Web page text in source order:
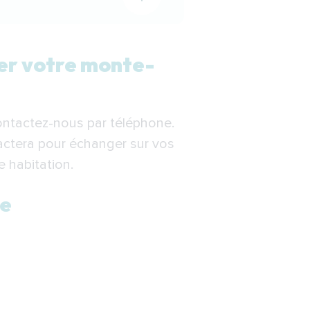
en-Bresse
à Bourg-en-Bresse
votre monte-
nous par téléphone.
pour échanger sur vos
habitation.